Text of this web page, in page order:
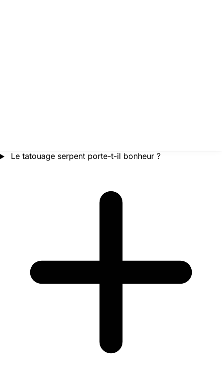
Le tatouage serpent porte-t-il bonheur ?